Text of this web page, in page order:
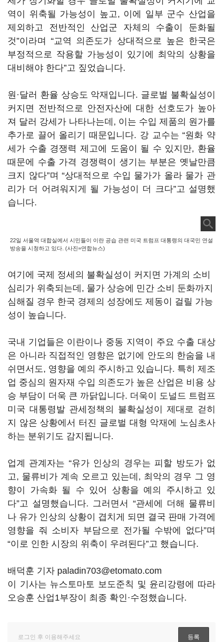
역이 위축될 가능성이 높고, 이에 일부 군수 산업을
제외하고 전반적인 산업군 자체의 수출이 둔화될
것”이라며“교역 의존도가 상대적으로 높은 한국은
부정적으로 작용할 가능성이 있기에 최악의 상황을
대비해야 한다”고 짚었습니다.
원·달러 환율 상승도 악재입니다. 글로벌 불확실성이
커지면 전반적으로 안전자산에 대한 선호도가 높아
져 달러 강세가 나타나는데 , 이는 수입 제품의 원가를
추가로 끌어 올리기 때문입니다. 강 교수는“원화 약
세가 수출 경쟁력 제고에 도움이 될 수 있지만, 환율
때문에 수출 가격 경쟁력이 생기는 부분은 옛날만큼
크지 않다”며“상대적으로 수입 물가가 올라 물가 관
리가 더 어려워지게 될 가능성이 더 크다”고 설명했
습니다.
22일 서울역 대합실에서 시민들이 이란 공습 관련 미국 트럼프 대통령의 대국민 연설
방송을 시청하고 있다. (사진=연합뉴스)
여기에 국제 정세의 불확실성이 커지면 가계의 소비
심리가 위축되는데 , 물가 상승에 민간 소비 둔화까지
심해질 경우 한국 경제의 성장에도 제동이 걸릴 가능
성이 높습니다.
국내 기업들은 이란이나 중동 지역이 주요 수출 대상
은 아니라 직접적인 영향은 없기에 안도의 한숨을 내
쉬면서도, 영향을 예의 주시하고 있습니다. 특히 제조
업 중심의 원자재 수입 의존도가 높은 산업은 비용 상
승 부담이 더욱 큰 까닭입니다. 더욱이 도널드 트럼프
미국 대통령발 관세정책의 불확실성이 제대로 걷히
지 않은 상황에서 터진 글로벌 대형 악재에 노심초사
하는 분위기도 감지됩니다.
업계 관계자는 “유가 인상의 경우는 피할 방도가 없
고, 물류비가 계속 오르고 있는데 , 최악의 경우 그 영
향이 가속화 될 수 있어 상황을 예의 주시하고 있
다”고 설명했습니다. 그러면서 “관세에 더해 물류비
나 유가 인상의 상황이 겹치게 되면 결국 판매 가격에
영향을 줘 소비자 부담으로 전가될 수밖에 없다”며
“이로 인한 시장의 위축이 우려된다”고 했습니다.
배덕훈 기자 paladin703@etomato.com
이 기사는 뉴스토마토 보도준칙 및 윤리강령에 따라
오승훈 산업1부장이 최종 확인·수정했습니다.